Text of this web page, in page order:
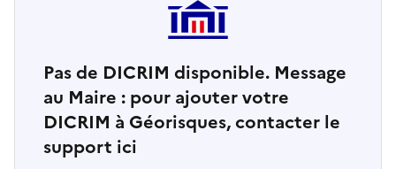
Pas de DICRIM disponible. Message
au Maire : pour ajouter votre
DICRIM à Géorisques, contacter le
support ici